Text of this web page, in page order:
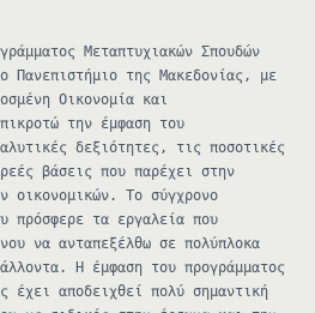
Μεταπτυχιακών Σπουδών
Πανεπιστήμιο της Μακεδονίας, με
Οικονομία και
την έμφαση του
δεξιότητες, τις ποσοτικές
βάσεις που παρέχει στην
οικονομικών. Το σύγχρονο
πρόσφερε τα εργαλεία που
να ανταπεξέλθω σε πολύπλοκα
Η έμφαση του προγράμματος
έχει αποδειχθεί πολύ σημαντική